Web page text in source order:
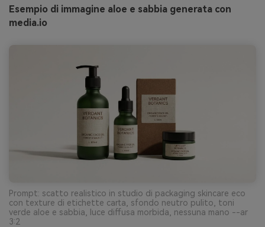
Esempio di immagine aloe e sabbia generata con
media.io
Prompt: scatto realistico in studio di packaging skincare eco
con texture di etichette carta, sfondo neutro pulito, toni
verde aloe e sabbia, luce diffusa morbida, nessuna mano --ar
3:2